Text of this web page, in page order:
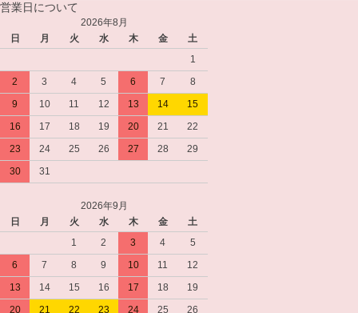
営業日について
2026年8月
日
月 火 水 木 金
土
1
2
3 4 5 6 7
8
9
10 11 12 13 14
15
16
17 18 19 20 21
22
23
24 25 26 27 28
29
30
31
2026年9月
日
月 火 水 木 金
土
1
2 3 4
5
6
7 8 9 10 11
12
13
14 15 16 17 18
19
20
21 22 23 24 25
26